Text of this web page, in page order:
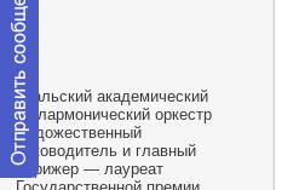
Уральский академический
филармонический оркестр
Художественный
руководитель и главный
дирижер — лауреат